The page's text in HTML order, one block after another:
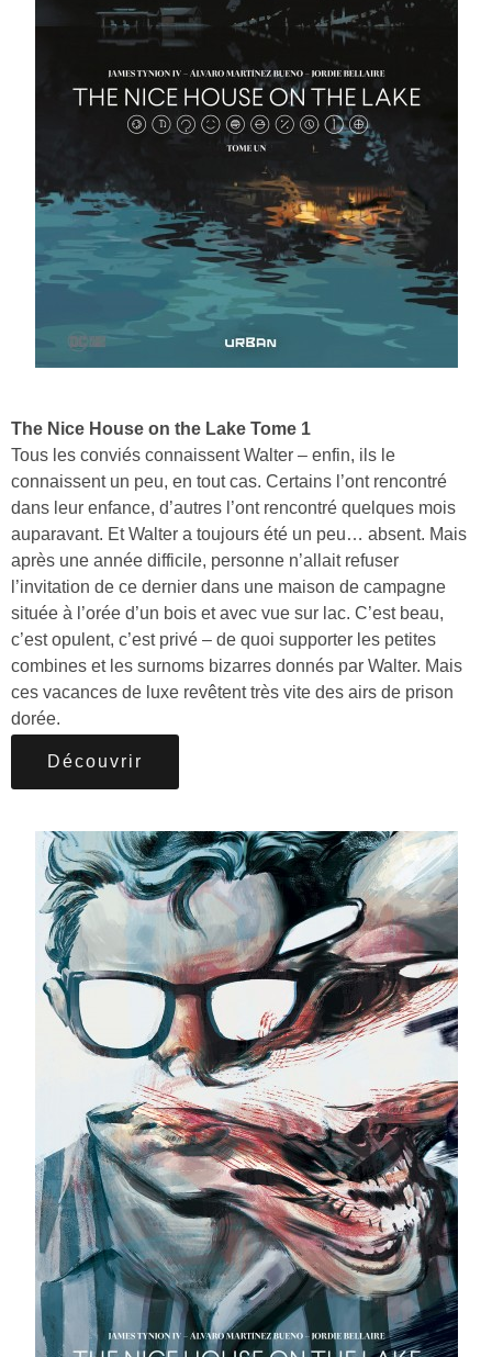
The Nice House on the Lake Tome 1
Tous les conviés connaissent Walter – enfin, ils le
connaissent un peu, en tout cas. Certains l’ont rencontré
dans leur enfance, d’autres l’ont rencontré quelques mois
auparavant. Et Walter a toujours été un peu… absent. Mais
après une année difficile, personne n’allait refuser
l’invitation de ce dernier dans une maison de campagne
située à l’orée d’un bois et avec vue sur lac. C’est beau,
c’est opulent, c’est privé – de quoi supporter les petites
combines et les surnoms bizarres donnés par Walter. Mais
ces vacances de luxe revêtent très vite des airs de prison
dorée.
Découvrir